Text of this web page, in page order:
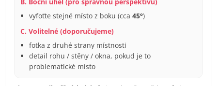
vyfoťte stejné místo z boku (cca 45°)
C. Volitelné (doporučujeme)
fotka z druhé strany místnosti
detail rohu / stěny / okna, pokud je to
problematické místo